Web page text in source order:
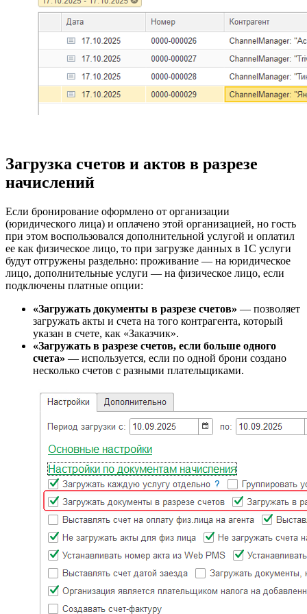
Загрузка счетов и актов в разрезе
начислений
Если бронирование оформлено от организации
(юридического лица) и оплачено этой организацией, но гость
при этом воспользовался дополнительной услугой и оплатил
ее как физическое лицо, то при загрузке данных в 1С услуги
будут отгружены раздельно: проживание — на юридическое
лицо, дополнительные услуги — на физическое лицо, если
подключены платные опции:
«Загружать документы в разрезе счетов» — позволяет
загружать акты и счета на того контрагента, который
указан в счете, как «Заказчик».
«Загружать в разрезе счетов, если больше одного
счета» — используется, если по одной брони создано
несколько счетов с разными плательщиками.